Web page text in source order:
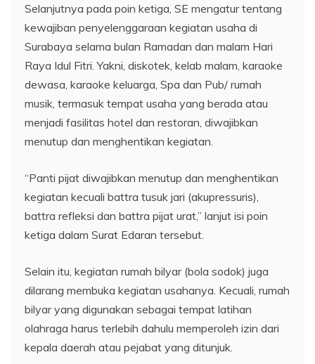
Selanjutnya pada poin ketiga, SE mengatur tentang
kewajiban penyelenggaraan kegiatan usaha di
Surabaya selama bulan Ramadan dan malam Hari
Raya Idul Fitri. Yakni, diskotek, kelab malam, karaoke
dewasa, karaoke keluarga, Spa dan Pub/ rumah
musik, termasuk tempat usaha yang berada atau
menjadi fasilitas hotel dan restoran, diwajibkan
menutup dan menghentikan kegiatan.
“Panti pijat diwajibkan menutup dan menghentikan
kegiatan kecuali battra tusuk jari (akupressuris),
battra refleksi dan battra pijat urat,” lanjut isi poin
ketiga dalam Surat Edaran tersebut.
Selain itu, kegiatan rumah bilyar (bola sodok) juga
dilarang membuka kegiatan usahanya. Kecuali, rumah
bilyar yang digunakan sebagai tempat latihan
olahraga harus terlebih dahulu memperoleh izin dari
kepala daerah atau pejabat yang ditunjuk.